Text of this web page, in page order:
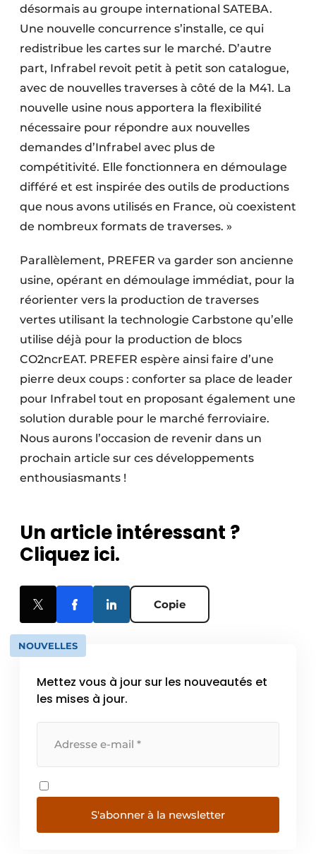
désormais au groupe international SATEBA.
Une nouvelle concurrence s’installe, ce qui
redistribue les cartes sur le marché. D’autre
part, Infrabel revoit petit à petit son catalogue,
avec de nouvelles traverses à côté de la M41. La
nouvelle usine nous apportera la flexibilité
nécessaire pour répondre aux nouvelles
demandes d’Infrabel avec plus de
compétitivité. Elle fonctionnera en démoulage
différé et est inspirée des outils de productions
que nous avons utilisés en France, où coexistent
de nombreux formats de traverses. »
Parallèlement, PREFER va garder son ancienne
usine, opérant en démoulage immédiat, pour la
réorienter vers la production de traverses
vertes utilisant la technologie Carbstone qu’elle
utilise déjà pour la production de blocs
CO2ncrEAT. PREFER espère ainsi faire d’une
pierre deux coups : conforter sa place de leader
pour Infrabel tout en proposant également une
solution durable pour le marché ferroviaire.
Nous aurons l’occasion de revenir dans un
prochain article sur ces développements
enthousiasmants !
Un article intéressant ?
Cliquez ici.
Copie
NOUVELLES
Mettez vous à jour sur les nouveautés et
les mises à jour.
S'abonner à la newsletter